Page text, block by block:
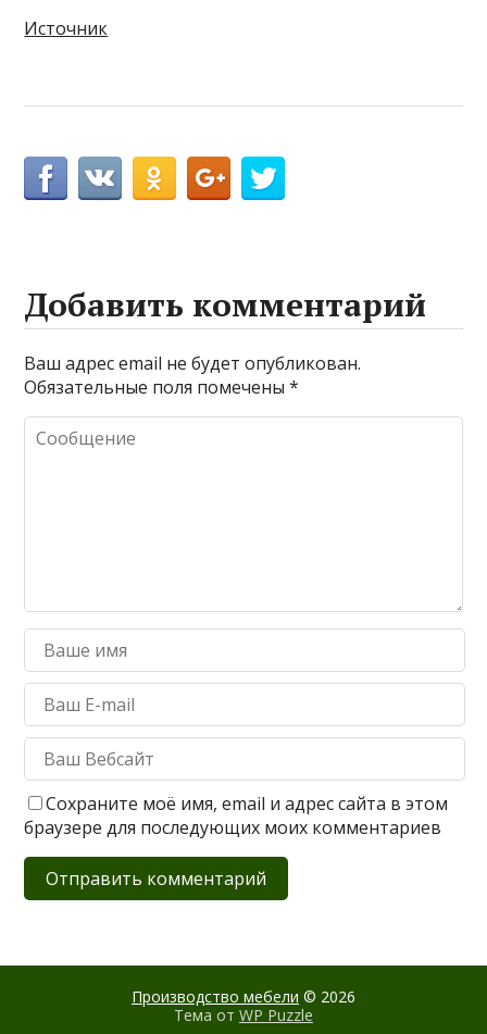
Источник
Добавить комментарий
Ваш адрес email не будет опубликован.
Обязательные поля помечены*
Сохраните моё имя, email и адрес сайта в этом
браузере для последующих моих комментариев
Производство мебели © 2026
Тема от WP Puzzle